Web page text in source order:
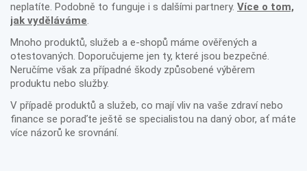
neplatíte. Podobně to funguje i s dalšími partnery. Více o tom,
jak vyděláváme.
Mnoho produktů, služeb a e-shopů máme ověřených a
otestovaných. Doporučujeme jen ty, které jsou bezpečné.
Neručíme však za případné škody způsobené výběrem
produktu nebo služby.
V případě produktů a služeb, co mají vliv na vaše zdraví nebo
finance se poraďte ještě se specialistou na daný obor, ať máte
více názorů ke srovnání.